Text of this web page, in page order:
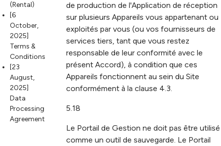
(Rental)
[6
October,
2025]
Terms &
Conditions
[23
August,
2025]
Data
Processing
Agreement
de production de l'Application de réception
sur plusieurs Appareils vous appartenant ou
exploités par vous (ou vos fournisseurs de
services tiers, tant que vous restez
responsable de leur conformité avec le
présent Accord), à condition que ces
Appareils fonctionnent au sein du Site
conformément à la clause 4.3.
5.18
Le Portail de Gestion ne doit pas être utilisé
comme un outil de sauvegarde. Le Portail